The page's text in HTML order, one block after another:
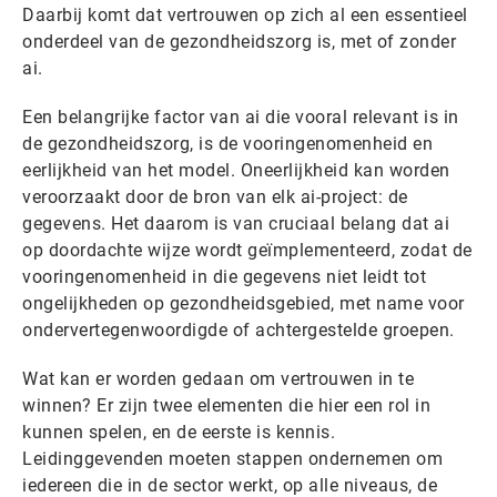
Daarbij komt dat vertrouwen op zich al een essentieel
onderdeel van de gezondheidszorg is, met of zonder
ai.
Een belangrijke factor van ai die vooral relevant is in
de gezondheidszorg, is de vooringenomenheid en
eerlijkheid van het model. Oneerlijkheid kan worden
veroorzaakt door de bron van elk ai-project: de
gegevens. Het daarom is van cruciaal belang dat ai
op doordachte wijze wordt geïmplementeerd, zodat de
vooringenomenheid in die gegevens niet leidt tot
ongelijkheden op gezondheidsgebied, met name voor
ondervertegenwoordigde of achtergestelde groepen.
Wat kan er worden gedaan om vertrouwen in te
winnen? Er zijn twee elementen die hier een rol in
kunnen spelen, en de eerste is kennis.
Leidinggevenden moeten stappen ondernemen om
iedereen die in de sector werkt, op alle niveaus, de